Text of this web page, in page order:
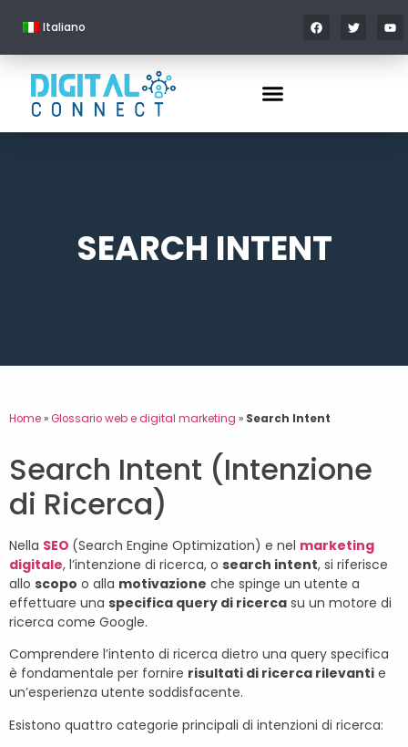
Italiano
SEARCH INTENT
Home»Glossario web e digital marketing » Search Intent
Search Intent (Intenzione
di Ricerca)
Nella SEO (Search Engine Optimization) e nel marketing
digitale, l’intenzione di ricerca, o search intent, si riferisce
allo scopo o alla motivazione che spinge un utente a
effettuare una specifica query di ricerca su un motore di
ricerca come Google.
Comprendere l’intento di ricerca dietro una query specifica
è fondamentale per fornire risultati di ricerca rilevanti e
un’esperienza utente soddisfacente.
Esistono quattro categorie principali di intenzioni di ricerca: